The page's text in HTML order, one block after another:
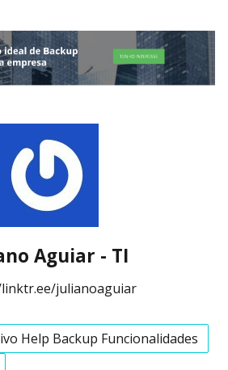
Aguiar - TI
julianoaguiar
Help Backup Funcionalidades